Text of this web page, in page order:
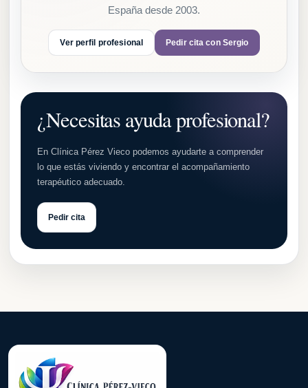
España desde 2003.
Ver perfil profesional Pedir cita con Sergio
¿Necesitas ayuda profesional?
En Clínica Pérez Vieco podemos ayudarte a comprender
lo que estás viviendo y encontrar el acompañamiento
terapéutico adecuado.
Pedir cita